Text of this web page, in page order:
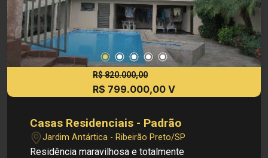
R$ 820.000,00
R$ 799.000,00 V
Casas Residenciais - Padrão
Jardim Antártica - Ribeirão Preto/SP
Residência maravilhosa e totalmente